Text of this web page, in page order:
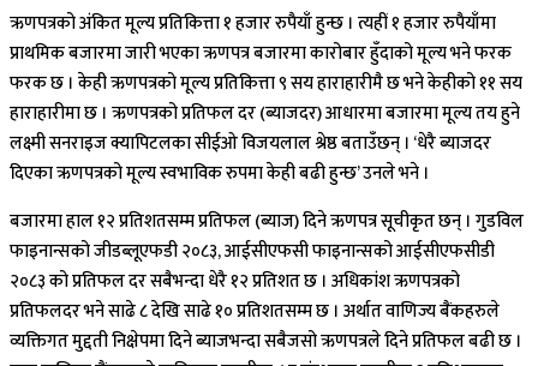
ऋणपत्रको अंकित मूल्य प्रतिकित्ता १ हजार रुपैयाँ हुन्छ । त्यहीं १ हजार रुपैयाँमा
प्राथमिक बजारमा जारी भएका ऋणपत्र बजारमा कारोबार हुँदाको मूल्य भने फरक
फरक छ । केही ऋणपत्रको मूल्य प्रतिकित्ता ९ सय हाराहारीमै छ भने केहीको ११ सय
हाराहारीमा छ । ऋणपत्रको प्रतिफल दर (ब्याजदर) आधारमा बजारमा मूल्य तय हुने
लक्ष्मी सनराइज क्यापिटलका सीईओ विजयलाल श्रेष्ठ बताउँछन् । ‘धेरै ब्याजदर
दिएका ऋणपत्रको मूल्य स्वभाविक रुपमा केही बढी हुन्छ’ उनले भने ।
बजारमा हाल १२ प्रतिशतसम्म प्रतिफल (ब्याज) दिने ऋणपत्र सूचीकृत छन् । गुडविल
फाइनान्सको जीडब्लूएफडी २०८३, आईसीएफसी फाइनान्सको आईसीएफसीडी
२०८३ को प्रतिफल दर सबैभन्दा धेरै १२ प्रतिशत छ । अधिकांश ऋणपत्रको
प्रतिफलदर भने साढे ८ देखि साढे १० प्रतिशतसम्म छ । अर्थात वाणिज्य बैंकहरुले
व्यक्तिगत मुद्दती निक्षेपमा दिने ब्याजभन्दा सबैजसो ऋणपत्रले दिने प्रतिफल बढी छ ।